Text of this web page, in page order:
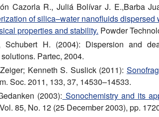
Cazorla R., Juliá Bolívar J. E.,Barba
of silica–water nanofluids dispersed
properties and stability. Powder
Schubert H. (2004): Dispersion and
Partec, 2004.
Kenneth S. Suslick (2011):
Soc. 2011, 133, 37, 14530–14533.
(2003): Sonochemistry and its
85, No. 12 (25 December 2003), pp.